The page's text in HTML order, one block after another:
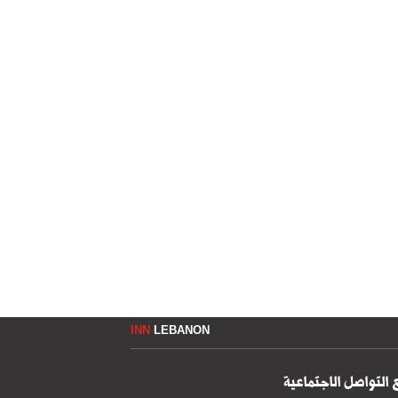
INN LEBANON
التواصل الاجتماعية